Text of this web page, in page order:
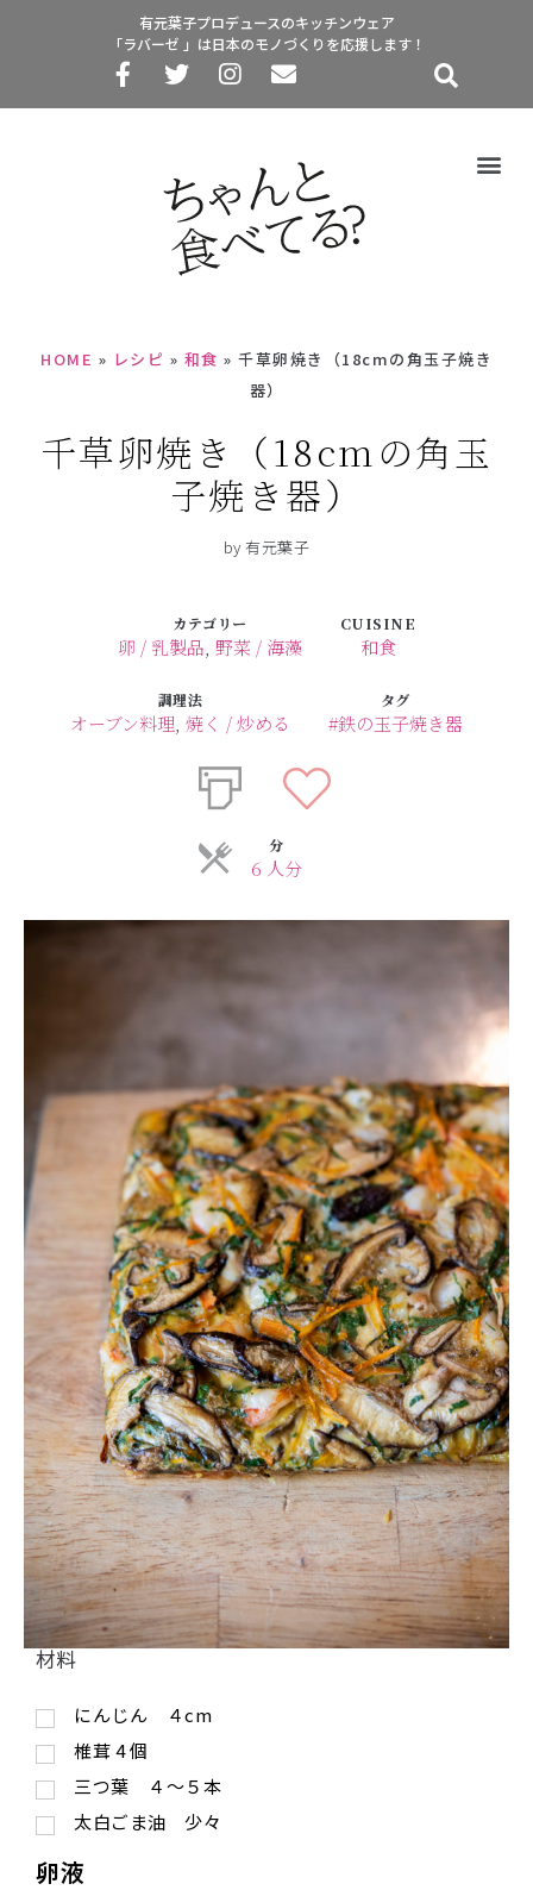
有元葉子プロデュースのキッチンウェア
「ラバーゼ 」は日本のモノづくりを応援します！
HOME » レシピ » 和食 » 千草卵焼き（18cmの角玉子焼き
器）
千草卵焼き（18cmの角玉
子焼き器）
by 有元葉子
カテゴリー
卵 / 乳製品, 野菜 / 海藻
CUISINE
和食
調理法
オーブン料理, 焼く / 炒める
タグ
#鉄の玉子焼き器
分
6 人分
材料
にんじん ４cm
椎茸4個
三つ葉 ４〜５本
太白ごま油 少々
卵液